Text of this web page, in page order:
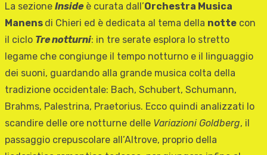
La sezione Insideè curata dall’Orchestra Musica
Manens di Chieri ed è dedicata al tema della notte con
il ciclo Tre notturni: in tre serate esplora lo stretto
legame che congiunge il tempo notturno e il linguaggio
dei suoni, guardando alla grande musica colta della
tradizione occidentale: Bach, Schubert, Schumann,
Brahms, Palestrina, Praetorius. Ecco quindi analizzati lo
scandire delle ore notturne delle Variazioni Goldberg, il
passaggio crepuscolare all’Altrove, proprio della